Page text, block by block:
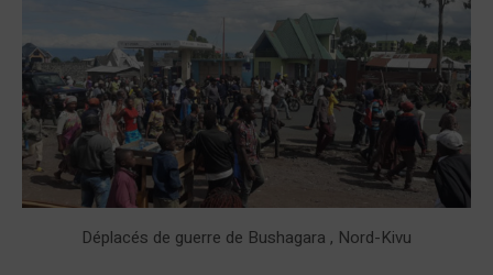
Déplacés de guerre de Bushagara , Nord-Kivu